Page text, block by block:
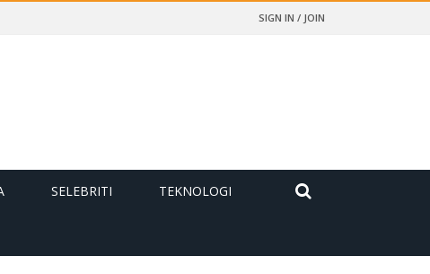
SIGN IN / JOIN
SELEBRITI TEKNOLOGI